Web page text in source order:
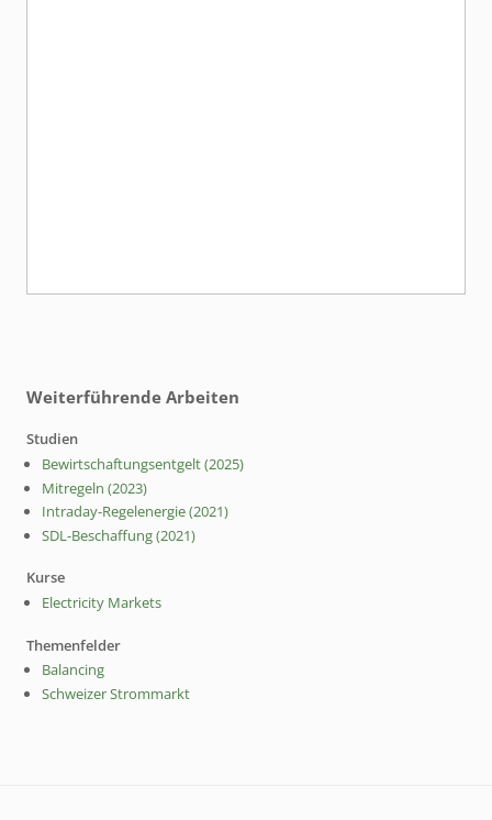
Weiterführende Arbeiten
Studien
Bewirtschaftungsentgelt (2025)
Mitregeln (2023)
Intraday-Regelenergie (2021)
SDL-Beschaffung (2021)
Kurse
Electricity Markets
Themenfelder
Balancing
Schweizer Strommarkt